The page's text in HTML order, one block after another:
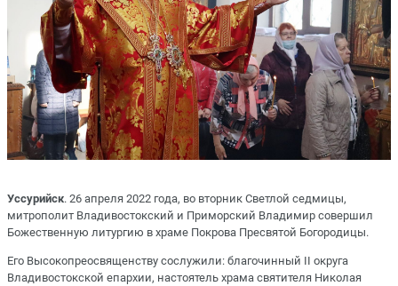
Уссурийск. 26 апреля 2022 года, во вторник Светлой седмицы,
митрополит Владивостокский и Приморский Владимир совершил
Божественную литургию в храме Покрова Пресвятой Богородицы.
Его Высокопреосвященству сослужили: благочинный II округа
Владивостокской епархии, настоятель храма святителя Николая